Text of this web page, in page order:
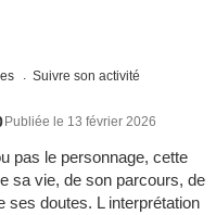
Suivre son activité
Publiée le 13 février 2026
pas le personnage, cette
sa vie, de son parcours, de
doutes. L interprétation